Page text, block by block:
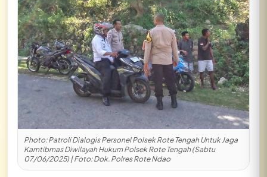
Photo: Patroli Dialogis Personel Polsek Rote Tengah Untuk Jaga
Kamtibmas Diwilayah Hukum Polsek Rote Tengah (Sabtu
07/06/2025) | Foto: Dok. Polres Rote Ndao
Lihat semua hasil →